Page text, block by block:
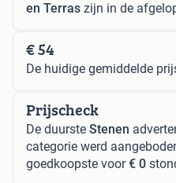
en Terras zijn in de
€ 54
De huidige gemiddelde
Prijscheck
De duurste Stenen
categorie werd
goedkoopste voor€ 0